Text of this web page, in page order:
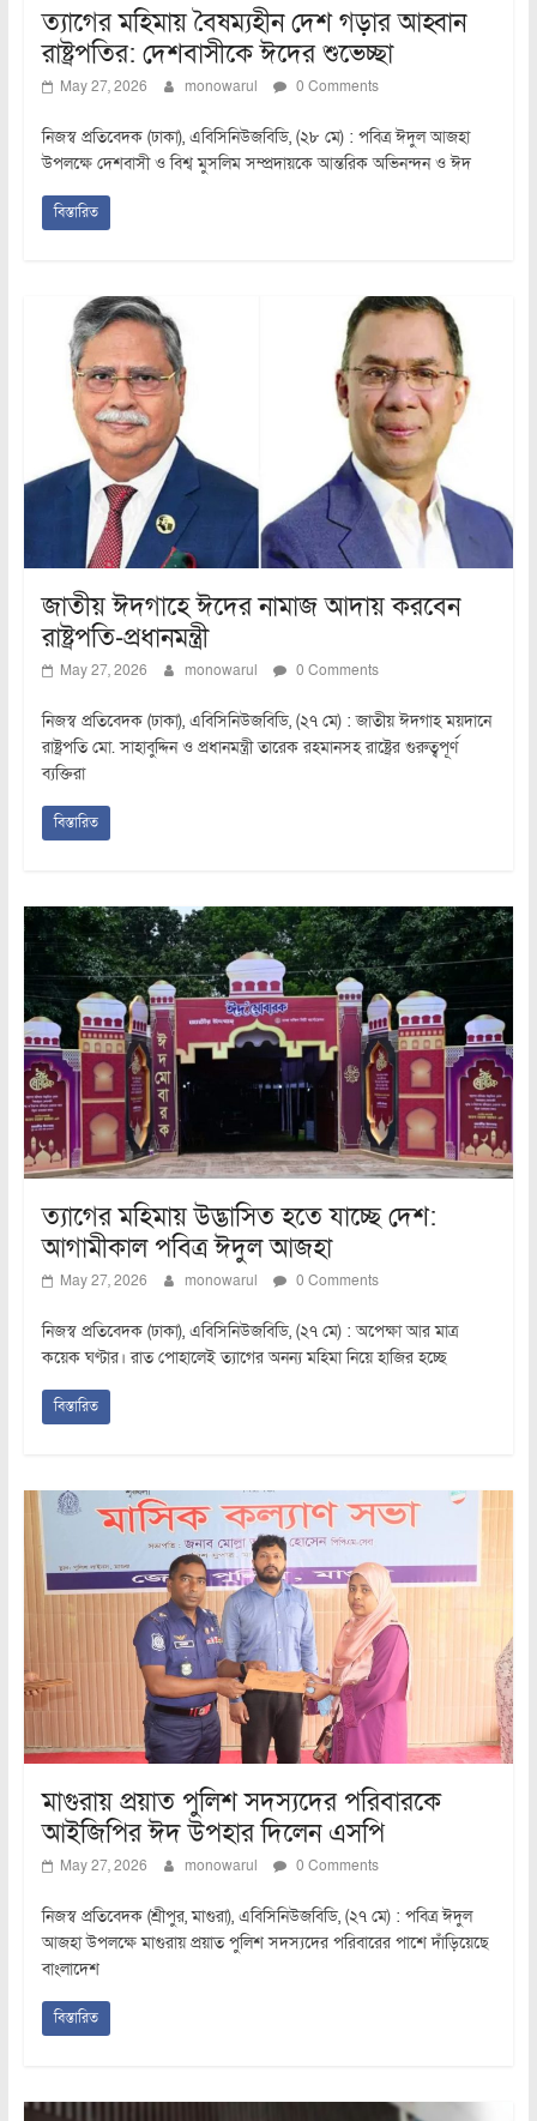
ত্যাগের মহিমায় বৈষম্যহীন দেশ গড়ার আহ্বান
রাষ্ট্রপতির: দেশবাসীকে ঈদের শুভেচ্ছা
May 27, 2026 monowarul 0 Comments
নিজস্ব প্রতিবেদক (ঢাকা), এবিসিনিউজবিডি, (২৮ মে) : পবিত্র ঈদুল আজহা
উপলক্ষে দেশবাসী ও বিশ্ব মুসলিম সম্প্রদায়কে আন্তরিক অভিনন্দন ও ঈদ
বিস্তারিত
জাতীয় ঈদগাহে ঈদের নামাজ আদায় করবেন
রাষ্ট্রপতি-প্রধানমন্ত্রী
May 27, 2026 monowarul 0 Comments
নিজস্ব প্রতিবেদক (ঢাকা), এবিসিনিউজবিডি, (২৭ মে) : জাতীয় ঈদগাহ ময়দানে
রাষ্ট্রপতি মো. সাহাবুদ্দিন ও প্রধানমন্ত্রী তারেক রহমানসহ রাষ্ট্রের গুরুত্বপূর্ণ
ব্যক্তিরা
বিস্তারিত
ত্যাগের মহিমায় উদ্ভাসিত হতে যাচ্ছে দেশ:
আগামীকাল পবিত্র ঈদুল আজহা
May 27, 2026 monowarul 0 Comments
নিজস্ব প্রতিবেদক (ঢাকা), এবিসিনিউজবিডি, (২৭ মে) : অপেক্ষা আর মাত্র
কয়েক ঘণ্টার। রাত পোহালেই ত্যাগের অনন্য মহিমা নিয়ে হাজির হচ্ছে
বিস্তারিত
মাগুরায় প্রয়াত পুলিশ সদস্যদের পরিবারকে
আইজিপির ঈদ উপহার দিলেন এসপি
May 27, 2026 monowarul 0 Comments
নিজস্ব প্রতিবেদক (শ্রীপুর, মাগুরা), এবিসিনিউজবিডি, (২৭ মে) : পবিত্র ঈদুল
আজহা উপলক্ষে মাগুরায় প্রয়াত পুলিশ সদস্যদের পরিবারের পাশে দাঁড়িয়েছে
বাংলাদেশ
বিস্তারিত